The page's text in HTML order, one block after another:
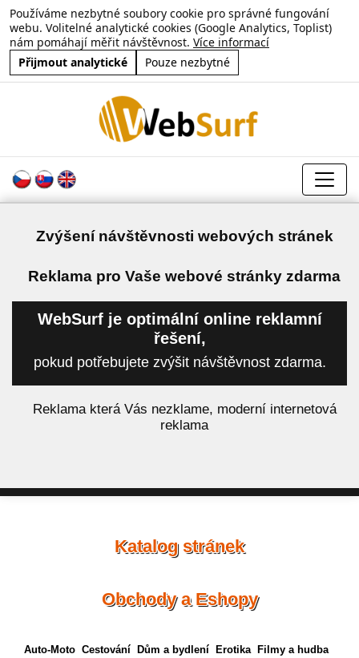
Používáme nezbytné soubory cookie pro správné fungování
webu. Volitelné analytické cookies (Google Analytics, Toplist)
nám pomáhají měřit návštěvnost. Více informací
Přijmout analytické
Pouze nezbytné
Zvýšení návštěvnosti webových stránek
Reklama pro Vaše webové stránky zdarma
WebSurf je optimální online reklamní
řešení,
pokud potřebujete zvýšit návštěvnost zdarma.
Reklama která Vás nezklame, moderní internetová
reklama
Katalog stránek
Obchody a Eshopy
Auto-Moto Cestování Dům a bydlení Erotika
Filmy a hudba